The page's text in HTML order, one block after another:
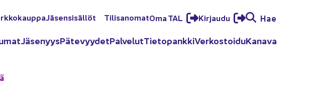
Jä­sen­si­säl­löt Ti­li­sa­no­matOma TAL Kir­jau­du Hae
Jä­se­nyysPä­te­vyy­detPal­ve­lutTie­to­pank­kiVer­kos­toi­duKa­na­va